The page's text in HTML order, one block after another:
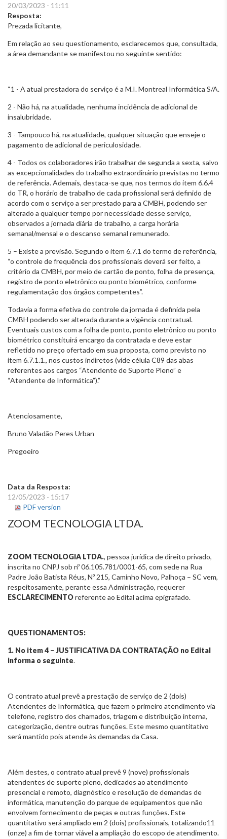
20/03/2023 - 11:11
Resposta:
Prezada licitante,
Em relação ao seu questionamento, esclarecemos que, consultada,
a área demandante se manifestou no seguinte sentido:
“1 - A atual prestadora do serviço é a M.I. Montreal Informática S/A.
2 - Não há, na atualidade, nenhuma incidência de adicional de
insalubridade.
3 - Tampouco há, na atualidade, qualquer situação que enseje o
pagamento de adicional de periculosidade.
4 - Todos os colaboradores irão trabalhar de segunda a sexta, salvo
as excepcionalidades do trabalho extraordinário previstas no termo
de referência. Ademais, destaca-se que, nos termos do item 6.6.4
do TR, o horário de trabalho de cada profissional será definido de
acordo com o serviço a ser prestado para a CMBH, podendo ser
alterado a qualquer tempo por necessidade desse serviço,
observados a jornada diária de trabalho, a carga horária
semanal/mensal e o descanso semanal remunerado.
5 – Existe a previsão. Segundo o item 6.7.1 do termo de referência,
“o controle de frequência dos profissionais deverá ser feito, a
critério da CMBH, por meio de cartão de ponto, folha de presença,
registro de ponto eletrônico ou ponto biométrico, conforme
regulamentação dos órgãos competentes”.
Todavia a forma efetiva do controle da jornada é definida pela
CMBH podendo ser alterada durante a vigência contratual.
Eventuais custos com a folha de ponto, ponto eletrônico ou ponto
biométrico constituirá encargo da contratada e deve estar
refletido no preço ofertado em sua proposta, como previsto no
item 6.7.1.1., nos custos indiretos (vide célula C89 das abas
referentes aos cargos “Atendente de Suporte Pleno” e
“Atendente de Informática”).”
Atenciosamente,
Bruno Valadão Peres Urban
Pregoeiro
Data da Resposta:
12/05/2023 - 15:17
PDF version
ZOOM TECNOLOGIA LTDA.
ZOOM TECNOLOGIA LTDA., pessoa jurídica de direito privado,
inscrita no CNPJ sob nº 06.105.781/0001-65, com sede na Rua
Padre João Batista Réus, Nº 215, Caminho Novo, Palhoça – SC vem,
respeitosamente, perante essa Administração, requerer
ESCLARECIMENTOreferente ao Edital acima epigrafado.
QUESTIONAMENTOS:
1. No item 4 – JUSTIFICATIVA DA CONTRATAÇÃO no Edital
informa o seguinte.
O contrato atual prevê a prestação de serviço de 2 (dois)
Atendentes de Informática, que fazem o primeiro atendimento via
telefone, registro dos chamados, triagem e distribuição interna,
categorização, dentre outras funções. Este mesmo quantitativo
será mantido pois atende às demandas da Casa.
Além destes, o contrato atual prevê 9 (nove) profissionais
atendentes de suporte pleno, dedicados ao atendimento
presencial e remoto, diagnóstico e resolução de demandas de
informática, manutenção do parque de equipamentos que não
envolvem fornecimento de peças e outras funções. Este
quantitativo será ampliado em 2 (dois) profissionais, totalizando11
(onze) a fim de tornar viável a ampliação do escopo de atendimento.